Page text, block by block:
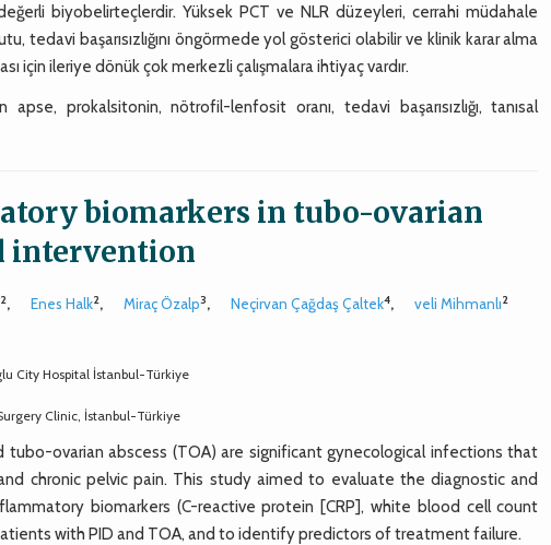
biyobelirteçlerdir. Yüksek PCT ve NLR düzeyleri, cerrahi müdahale
tedavi başarısızlığını öngörmede yol gösterici olabilir ve klinik karar alma
için ileriye dönük çok merkezli çalışmalara ihtiyaç vardır.
prokalsitonin, nötrofil-lenfosit oranı, tedavi başarısızlığı, tanısal
biomarkers in tubo-ovarian
intervention
2, Enes Halk2, Miraç Özalp3, Neçirvan Çağdaş Çaltek4, veli Mihmanlı2
City Hospital İstanbul-Türkiye
Clinic, İstanbul-Türkiye
tubo-ovarian abscess (TOA) are significant gynecological infections that
chronic pelvic pain. This study aimed to evaluate the diagnostic and
biomarkers (C-reactive protein [CRP], white blood cell count
with PID and TOA, and to identify predictors of treatment failure.